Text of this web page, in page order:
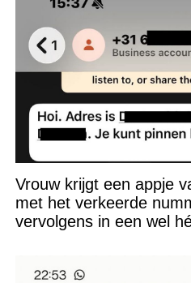
Vrouw krijgt een appje
met het verkeerde
vervolgens in een wel